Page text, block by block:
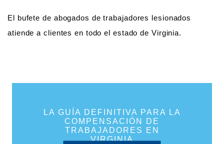
El bufete de abogados de trabajadores lesionados
atiende a clientes en todo el estado de Virginia.
LA GUÍA DEFINITIVA PARA LA
COMPENSACIÓN DE
TRABAJADORES EN
VIRGINIA